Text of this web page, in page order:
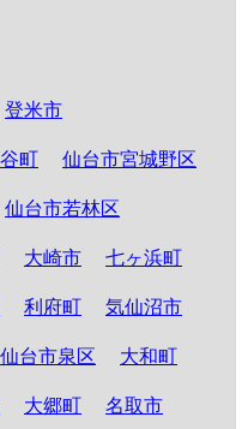
登米市
町 仙台市宮城野区
仙台市若林区
大崎市 七ヶ浜町
利府町 気仙沼市
仙台市泉区 大和町
大郷町 名取市